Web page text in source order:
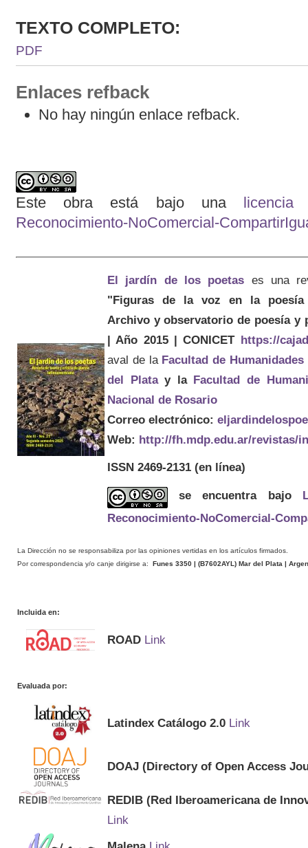
TEXTO COMPLETO:
PDF
Enlaces refback
No hay ningún enlace refback.
Este obra está bajo una licencia
Reconocimiento-NoComercial-
El jardín de los poetas es una
"Figuras de la voz en la poesía
Archivo y observatorio de poesía y
| Año 2015 | CONICET https://
aval de la Facultad de Humanidades
del Platay la Facultad de
Nacional de Rosario
Correo electrónico:
Web: http://fh.mdp.edu.ar/revistas/
ISSN 2469-2131 (en línea)
se encuentra bajo
Reconocimiento-NoComercial-
La Dirección no se responsabiliza por las opiniones vertidas en los artículos firmados.
Por correspondencia y/o canje dirigirse a: Funes 3350 | (B7602AYL ) Mar del Plata |
Incluida en:
ROAD Link
Evaluada por:
Latindex Catálogo 2.0 Link
DOAJ (Directory of Open Access
REDIB (Red Iberoamericana de
Link